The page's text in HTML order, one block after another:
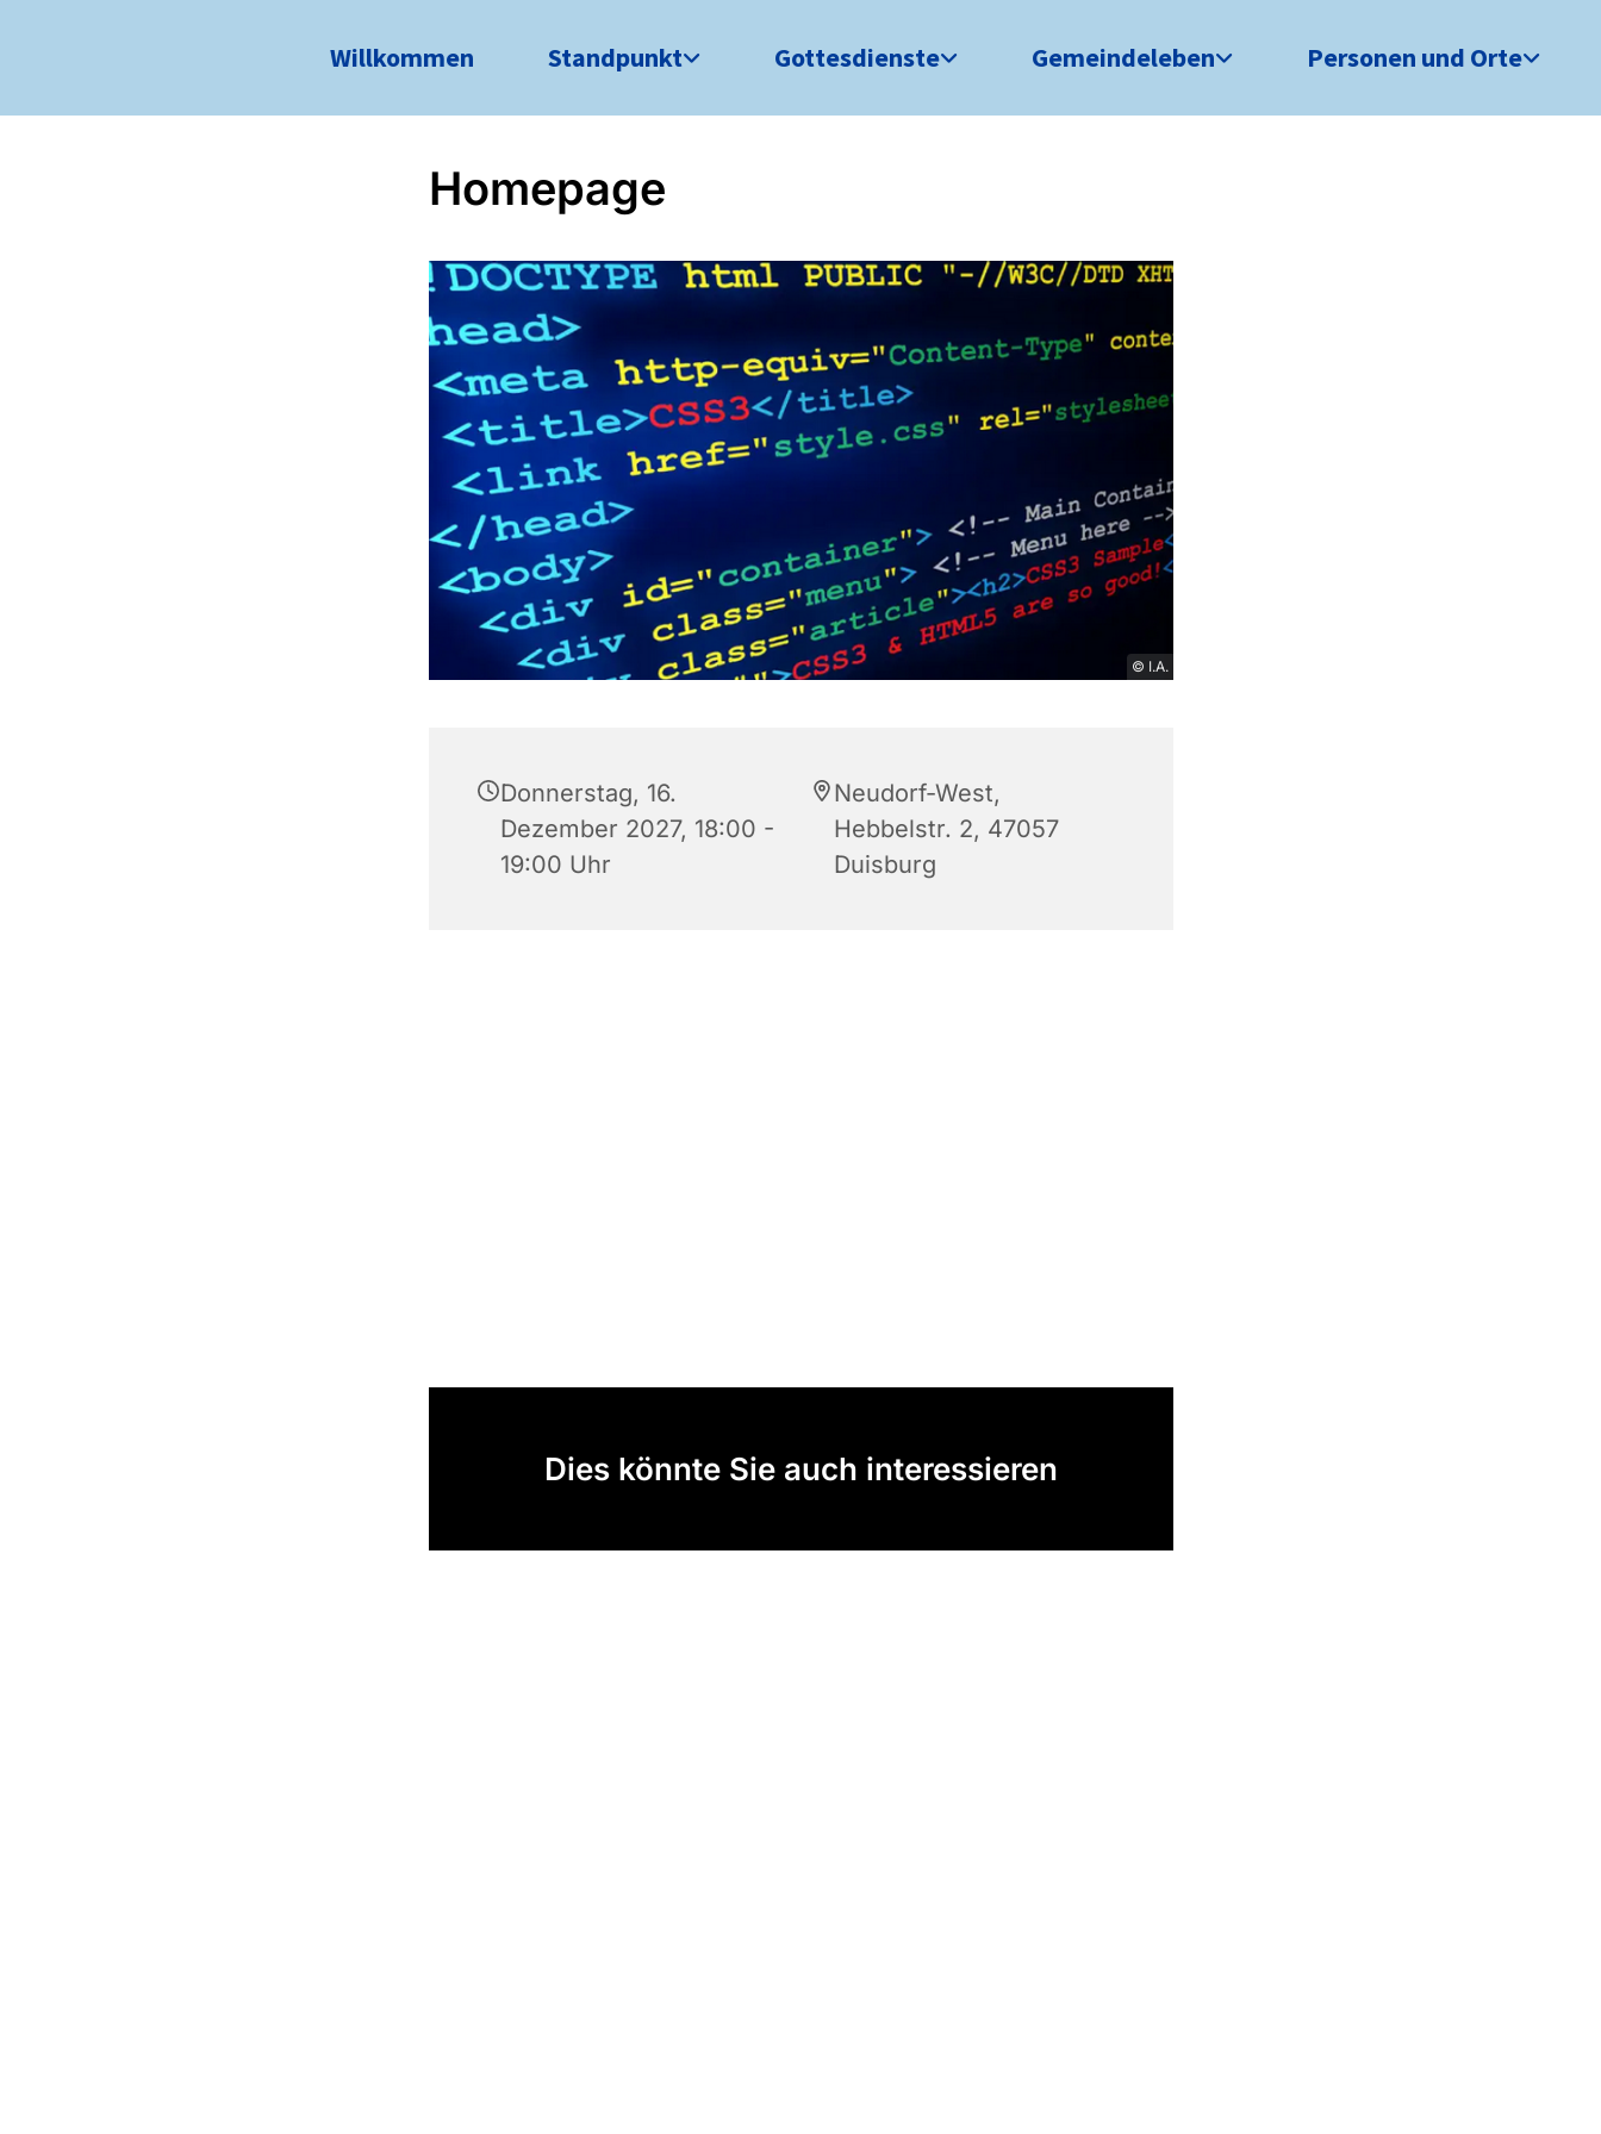
Willkommen Standpunkt Gottesdienste Gemeindeleben Personen und Orte
Homepage
© I.A.
Donnerstag, 16.
Dezember 2027, 18:00 -
19:00 Uhr
Neudorf-West,
Hebbelstr. 2, 47057
Duisburg
Dies könnte Sie auch interessieren